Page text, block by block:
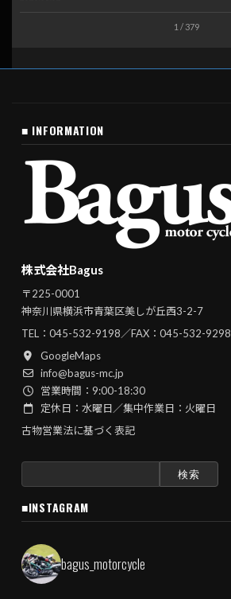
1 / 379
■ INFORMATION
株式会社Bagus
〒225-0001
神奈川県横浜市青葉区美しが丘西3-2-7
TEL： 045-532-9198／FAX：045-532-9298
GoogleMaps
info@bagus-mc.jp
営業時間：9:00-18:30
定休日：水曜日／集中作業日：火曜日
古物営業法に基づく表記
■INSTAGRAM
bagus_motorcycle